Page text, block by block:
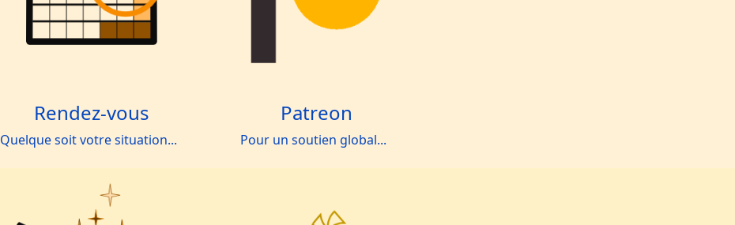
Rendez-vous
Quelque soit votre situation...
Patreon
Pour un soutien global...